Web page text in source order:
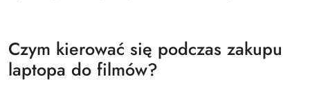
Czym kierować się podczas zakupu
laptopa do filmów?